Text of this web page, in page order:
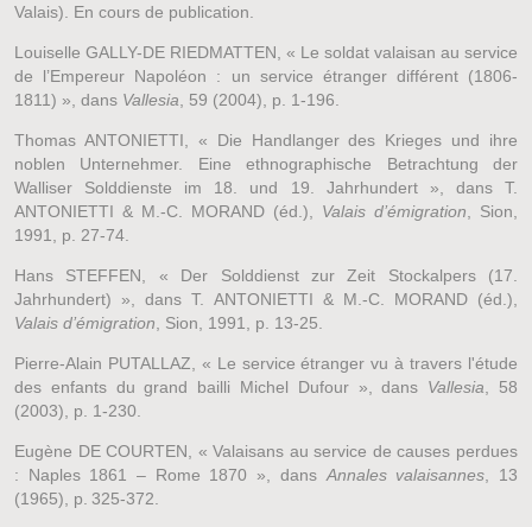
Valais). En cours de publication.
Louiselle GALLY-DE RIEDMATTEN, « Le soldat valaisan au service
de l’Empereur Napoléon : un service étranger différent (1806-
1811) », dans Vallesia , 59 (2004), p. 1-196.
Thomas ANTONIETTI, « Die Handlanger des Krieges und ihre
noblen Unternehmer. Eine ethnographische Betrachtung der
Walliser Solddienste im 18. und 19. Jahrhundert », dans T.
ANTONIETTI & M.-C. MORAND (éd.), Valais d’émigration , Sion,
1991, p. 27-74.
Hans STEFFEN, « Der Solddienst zur Zeit Stockalpers (17.
Jahrhundert) », dans T. ANTONIETTI & M.-C. MORAND (éd.),
Valais d’émigration , Sion, 1991, p. 13-25.
Pierre-Alain PUTALLAZ, « Le service étranger vu à travers l'étude
des enfants du grand bailli Michel Dufour », dans Vallesia , 58
(2003), p. 1-230.
Eugène DE COURTEN, « Valaisans au service de causes perdues
: Naples 1861 – Rome 1870 », dans Annales valaisannes , 13
(1965), p. 325-372.